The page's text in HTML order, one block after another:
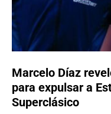
Marcelo Díaz
para expulsar a
Superclásico